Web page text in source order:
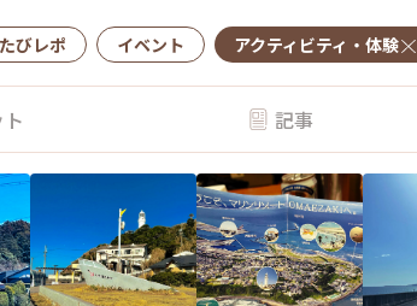
たびレポ イベント アクティビティ・体験
記事